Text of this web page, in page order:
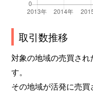
取引数推移
対象の地域の売買さ
す。
その地域が活発に売